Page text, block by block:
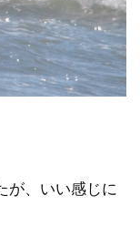
が、いい感じに